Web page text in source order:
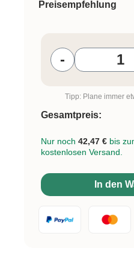
Preisempfehlung
-
Tipp: Plane immer
Gesamtpreis:
Nur noch 42,47 € bis
kostenlosen Versand.
In den